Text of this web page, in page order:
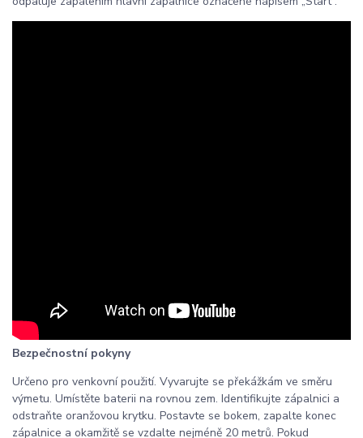
Bezpečnostní pokyny
Určeno pro venkovní použití. Vyvarujte se překážkám ve směru
výmetu. Umístěte baterii na rovnou zem. Identifikujte zápalnici a
odstraňte oranžovou krytku. Postavte se bokem, zapalte konec
zápalnice a okamžitě se vzdalte nejméně 20 metrů. Pokud